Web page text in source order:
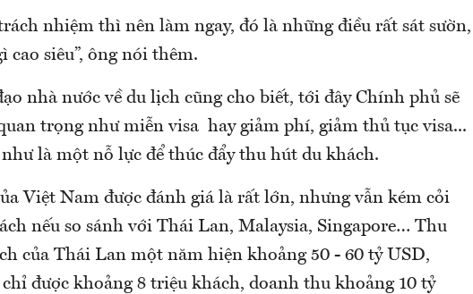
nhiệm thì nên làm ngay, đó là những điều rất sát sườn,
siêu”, ông nói thêm.
nhà nước về du lịch cũng cho biết, tới đây Chính phủ sẽ
trọng như miễn visa hay giảm phí, giảm thủ tục visa...
là một nỗ lực để thúc đẩy thu hút du khách.
Việt Nam được đánh giá là rất lớn, nhưng vẫn kém cỏi
nếu so sánh với Thái Lan, Malaysia, Singapore… Thu
của Thái Lan một năm hiện khoảng 50 - 60 tỷ USD,
được khoảng 8 triệu khách, doanh thu khoảng 10 tỷ